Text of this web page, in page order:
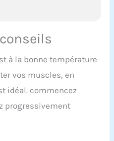
à la bonne température
vos muscles, en
idéal. commencez
progressivement